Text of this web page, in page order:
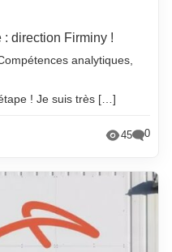
: direction Firminy !
analytiques,
! Je suis très […]
45 0